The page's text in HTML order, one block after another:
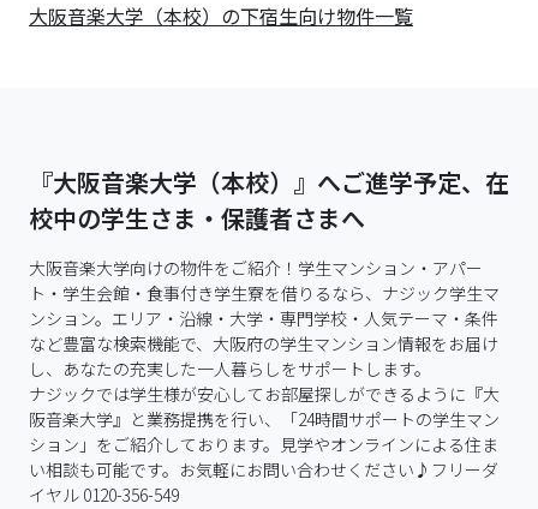
大阪音楽大学（本校）の下宿生向け物件一覧
『大阪音楽大学（本校）』へご進学予定、在
校中の学生さま・保護者さまへ
大阪音楽大学向けの物件をご紹介！学生マンション・アパー
ト・学生会館・食事付き学生寮を借りるなら、ナジック学生マ
ンション。エリア・沿線・大学・専門学校・人気テーマ・条件
など豊富な検索機能で、大阪府の学生マンション情報をお届け
し、あなたの充実した一人暮らしをサポートします。
ナジックでは学生様が安心してお部屋探しができるように『大
阪音楽大学』と業務提携を行い、「24時間サポートの学生マン
ション」をご紹介しております。見学やオンラインによる住ま
い相談も可能です。お気軽にお問い合わせください♪フリーダ
イヤル 0120-356-549